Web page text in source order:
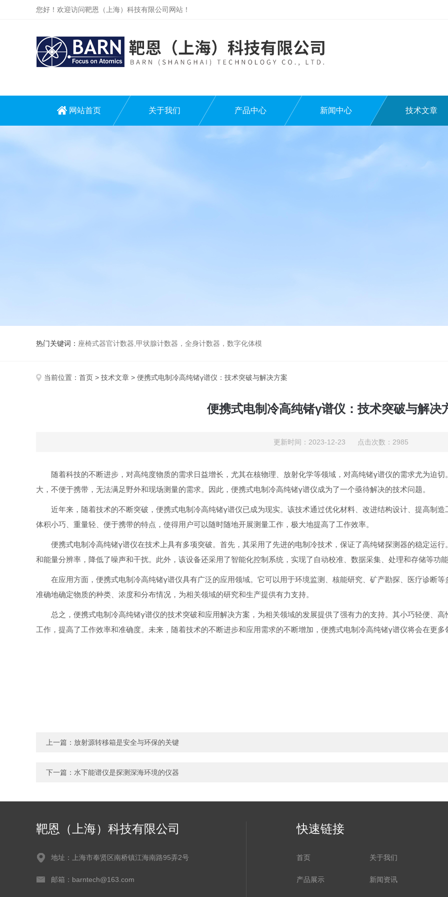
您好！欢迎访问靶恩（上海）科技有限公司网站！
网站首页 关于我们 产品中心 新闻中心 技术文章
热门关键词： 座椅式器官计数器,甲状腺计数器，全身计数器，数字化体模
当前位置： 首页 > 技术文章 > 便携式电制冷高纯锗γ谱仪：技术突破与解决方案
便携式电制冷高纯锗γ谱仪：技术突破与解决
更新时间：2023-12-23 点击次数：2985
随着科技的不断进步，对高纯度物质的需求日益增长，尤其在核物理、放射化学等领域，对高纯锗γ谱仪的需求尤为迫
大，不便于携带，无法满足野外和现场测量的需求。因此，便携式电制冷高纯锗γ谱仪成为了一个亟待解决的技术问题。
近年来，随着技术的不断突破，便携式电制冷高纯锗γ谱仪已成为现实。该技术通过优化材料、改进结构设计、提高制
体积小巧、重量轻、便于携带的特点，使得用户可以随时随地开展测量工作，极大地提高了工作效率。
便携式电制冷高纯锗γ谱仪在技术上具有多项突破。首先，其采用了先进的电制冷技术，保证了高纯锗探测器的稳定运
和能量分辨率，降低了噪声和干扰。此外，该设备还采用了智能化控制系统，实现了自动校准、数据采集、处理和存储等功
在应用方面，便携式电制冷高纯锗γ谱仪具有广泛的应用领域。它可以用于环境监测、核能研究、矿产勘探、医疗诊断
准确地确定物质的种类、浓度和分布情况，为相关领域的研究和生产提供有力支持。
总之，便携式电制冷高纯锗γ谱仪的技术突破和应用解决方案，为相关领域的发展提供了强有力的支持。其小巧轻便、
工作，提高了工作效率和准确度。未来，随着技术的不断进步和应用需求的不断增加，便携式电制冷高纯锗γ谱仪将会在更
上一篇： 放射源转移箱是安全与环保的关键
下一篇： 水下能谱仪是探测深海环境的仪器
靶恩（上海）科技有限公司
地址：上海市奉贤区南桥镇江海南路95弄2号
邮箱：barntech@163.com
快速链接
首页 关于我们
产品展示 新闻资讯